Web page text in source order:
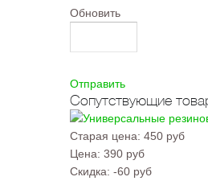
Обновить
Отправить
Сопутствующие
Старая цена: 450 руб
Цена: 390 руб
Скидка: -60 руб